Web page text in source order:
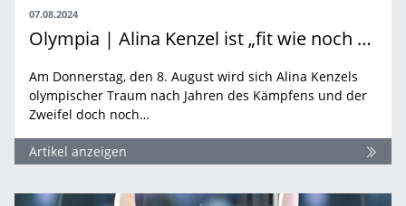
07.08.2024
Olympia | Alina Kenzel ist „fit wie noch nie“
Am Donnerstag, den 8. August wird sich Alina Kenzels
olympischer Traum nach Jahren des Kämpfens und der
Zweifel doch noch…
Artikel anzeigen